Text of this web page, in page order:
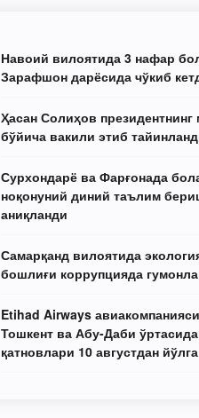
Навоий вилоятида 3 нафар
Зарафшон дарёсида чўкиб
Ҳасан Солиҳов президентнинг
бўйича вакили этиб
Сурхондарё ва Фарғонада
ноқонуний диний таълим
аниқланди
Самарқанд вилоятида
бошлиғи коррупцияда
Etihad Airways
Тошкент ва Абу-Даби
қатновлари 10 августдан